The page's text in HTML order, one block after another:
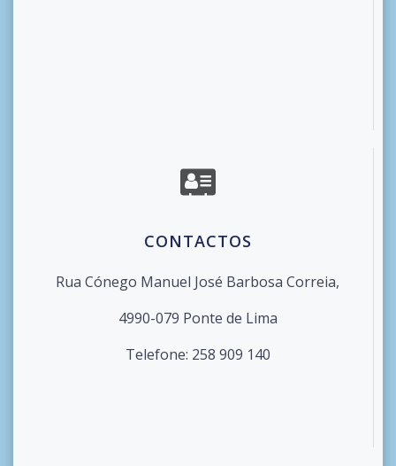
CONTACTOS
Rua Cónego Manuel José Barbosa Correia,
4990-079 Ponte de Lima
Telefone: 258 909 140